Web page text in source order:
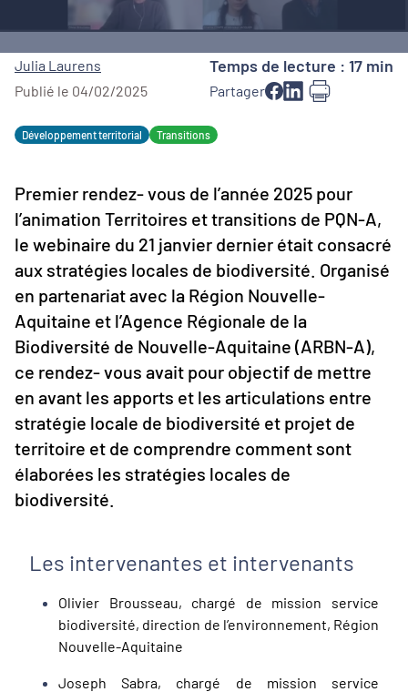
Julia Laurens
Publié le 04/02/2025
Temps de lecture : 17 min
Partager
Développement territorial Transitions
Premier rendez- vous de l’année 2025 pour
l’animation Territoires et transitions de PQN-A,
le webinaire du 21 janvier dernier était consacré
aux stratégies locales de biodiversité. Organisé
en partenariat avec la Région Nouvelle-
Aquitaine et l’Agence Régionale de la
Biodiversité de Nouvelle-Aquitaine (ARBN-A),
ce rendez- vous avait pour objectif de mettre
en avant les apports et les articulations entre
stratégie locale de biodiversité et projet de
territoire et de comprendre comment sont
élaborées les stratégies locales de
biodiversité.
Les intervenantes et intervenants
Olivier Brousseau, chargé de mission service
biodiversité, direction de l’environnement, Région
Nouvelle-Aquitaine
Joseph Sabra, chargé de mission service